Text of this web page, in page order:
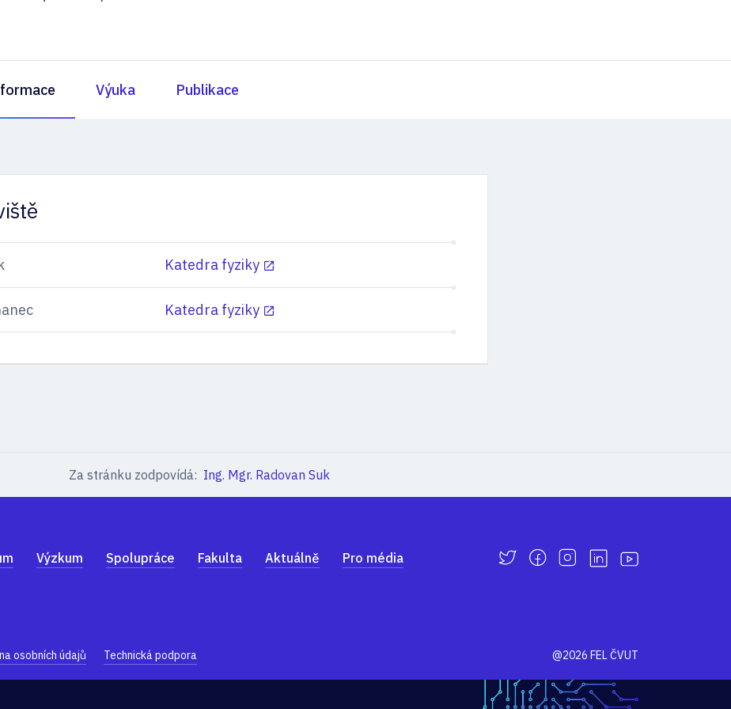
Výuka Publikace
Katedra fyziky
Katedra fyziky
Za stránku zodpovídá: Ing. Mgr. Radovan Suk
Výzkum Spolupráce Fakulta Aktuálně
Pro média
osobních údajů Technická podpora @2026 FEL ČVUT